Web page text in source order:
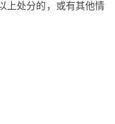
上处分的，或有其他情